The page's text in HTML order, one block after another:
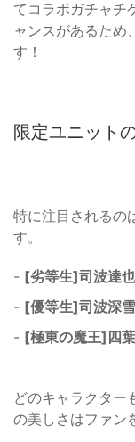
てコラボガチャチ
ャンスがあるため
す！
限定ユニット
特に注目されるの
す。
- [劣等生]司波達也
- [優等生]司波深雪
- [極東の魔王]四
どのキャラクター
の美しさはファン